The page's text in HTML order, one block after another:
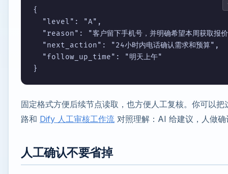
{
  "level": "A",
"reason": "客户留下手机号，并明确希望本周获取报
  "next_action": "24小时内电话确认需求和预算",
  "follow_up_time": "明天上午"
}
固定格式方便后续节点读取，也方便人工复核。你可以把
路和 Dify 人工审核工作流 对照理解：AI 给建议，人做确
人工确认不要省掉